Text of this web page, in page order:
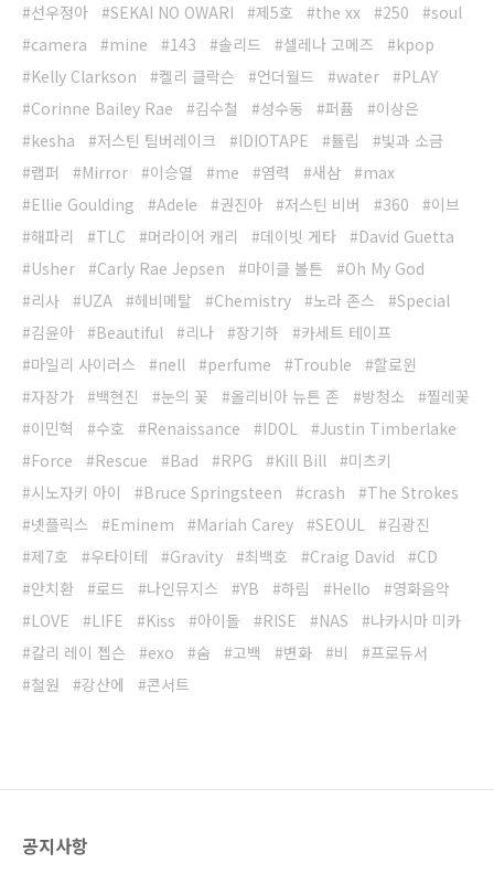
선우정아
SEKAI NO OWARI 제5호 the xx 250
soul
camera
mine 143 솔리드 셀레나 고메즈
kpop
Kelly Clarkson
켈리 클락슨 언더월드 water
PLAY
Corinne Bailey Rae
김수철 성수동 퍼퓸
이상은
kesha
저스틴 팀버레이크 IDIOTAPE 튤립
빛과 소금
랩퍼
Mirror 이승열 me 염력 새삼
max
Ellie Goulding
Adele 권진아 저스틴 비버 360
이브
해파리
TLC 머라이어 캐리 데이빗 게타
David Guetta
Usher
Carly Rae Jepsen 마이클 볼튼
Oh My God
리사
UZA 헤비메탈 Chemistry 노라 존스
Special
김윤아
Beautiful 리나 장기하
카세트 테이프
마일리 사이러스
nell perfume Trouble
할로윈
자장가
백현진 눈의 꽃 올리비아 뉴튼 존 방청소
찔레꽃
이민혁
수호 Renaissance IDOL
Justin Timberlake
Force
Rescue Bad RPG Kill Bill
미츠키
시노자키 아이
Bruce Springsteen crash
The Strokes
넷플릭스
Eminem Mariah Carey SEOUL
김광진
제7호
우타이테 Gravity 최백호 Craig David
CD
안치환
로드 나인뮤지스 YB 하림 Hello
영화음악
LOVE
LIFE Kiss 아이돌 RISE NAS
나카시마 미카
칼리 레이 젭슨
exo 숨 고백 변화 비
프로듀서
철원
강산에 콘서트
공지사항